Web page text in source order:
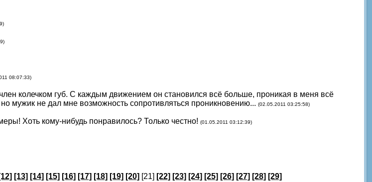
08:07:33)
колечком губ. С каждым движением он становился всё больше, проникая в меня всё
мужик не дал мне возможность сопротивляться проникновению... (02.05.2011 03:25:58)
Хоть кому-нибудь понравилось? Только честно! (01.05.2011 03:12:39)
[12] [13] [14] [15] [16] [17] [18] [19] [20] [21] [22] [23] [24] [25] [26] [27] [28] [29]